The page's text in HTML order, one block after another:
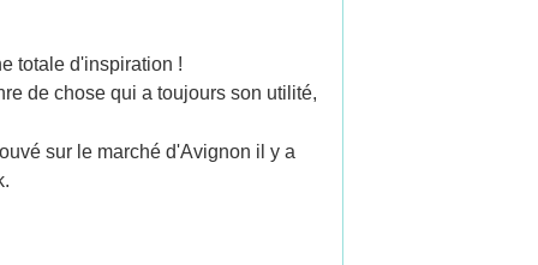
totale d'inspiration !
de chose qui a toujours son utilité,
sur le marché d'Avignon il y a